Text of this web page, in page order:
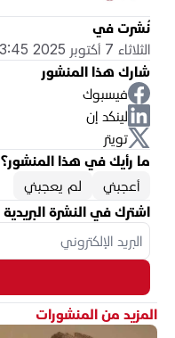
نُشرت في
الثلاثاء 7 أكتوبر 2025 03:45 م
شارك هذا المنشور
فيسبوك
لينكد إن
تويتر
ما رأيك في هذا المنشور؟
أعجبني
لم يعجبني
اشترك في النشرة البريدية
المزيد من المنشورات